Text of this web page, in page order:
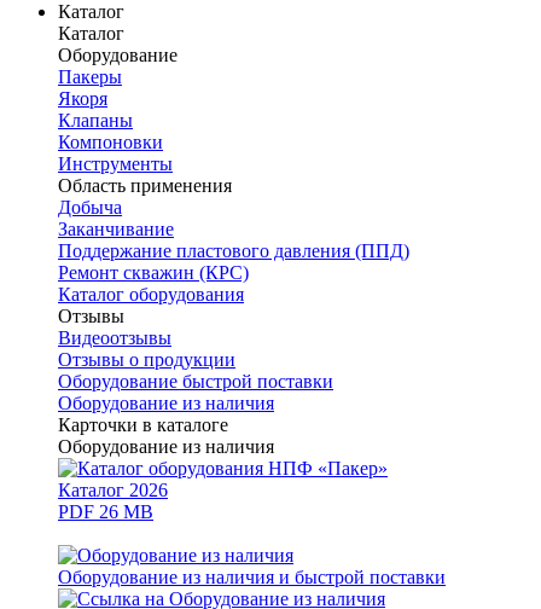
Каталог
Каталог
Оборудование
Пакеры
Якоря
Клапаны
Компоновки
Инструменты
Область применения
Добыча
Заканчивание
Поддержание пластового давления (ППД)
Ремонт скважин (КРС)
Каталог оборудования
Отзывы
Видеоотзывы
Отзывы о продукции
Оборудование быстрой поставки
Оборудование из наличия
Карточки в каталоге
Оборудование из наличия
Каталог 2026
PDF 26 MB
Оборудование из наличия и быстрой поставки